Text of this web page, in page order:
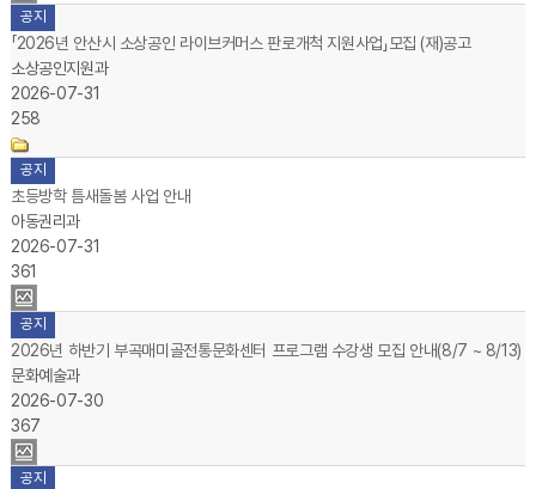
공지
「2026년 안산시 소상공인 라이브커머스 판로개척 지원사업」모집 (재)공고
소상공인지원과
2026-07-31
258
공지
초등방학 틈새돌봄 사업 안내
아동권리과
2026-07-31
361
공지
2026년 하반기 부곡매미골전통문화센터 프로그램 수강생 모집 안내(8/7 ~ 8/13)
문화예술과
2026-07-30
367
공지